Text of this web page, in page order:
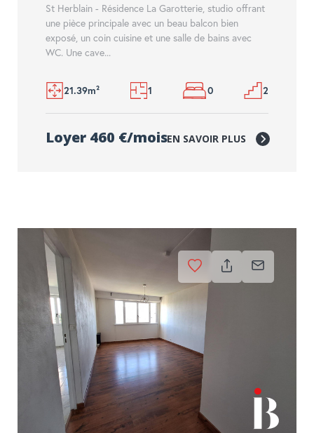
St Herblain - Résidence La Garotterie, studio offrant
une pièce principale avec un beau balcon bien
exposé, un coin cuisine et une salle de bains avec
WC. Une cave...
21.39m² 1 0 2
Loyer 460 €/moisEN SAVOIR PLUS